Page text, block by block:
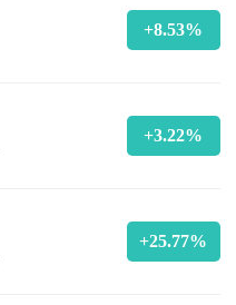
+8.53%
+3.22%
+25.77%